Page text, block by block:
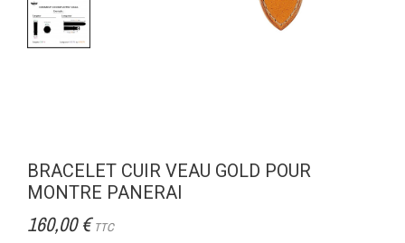
BRACELET CUIR VEAU GOLD POUR
MONTRE PANERAI
160,00 € TTC